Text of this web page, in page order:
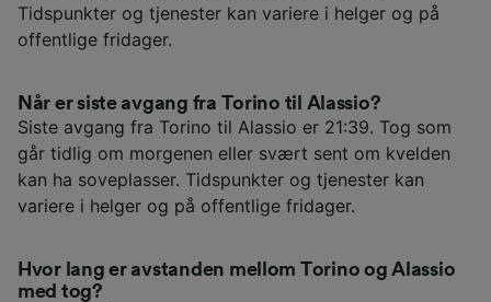
Tidspunkter og tjenester kan variere i helger og på
offentlige fridager.
Når er siste avgang fra Torino til Alassio?
Siste avgang fra Torino til Alassio er 21:39. Tog som
går tidlig om morgenen eller svært sent om kvelden
kan ha soveplasser. Tidspunkter og tjenester kan
variere i helger og på offentlige fridager.
Hvor lang er avstanden mellom Torino og Alassio
med tog?